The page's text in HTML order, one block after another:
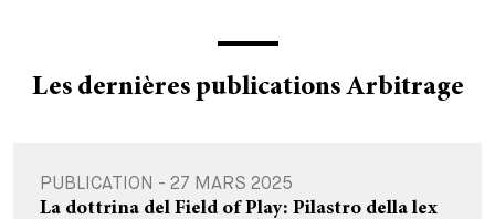
Les dernières publications Arbitrage
PUBLICATION - 27 MARS 2025
La dottrina del Field of Play: Pilastro della lex